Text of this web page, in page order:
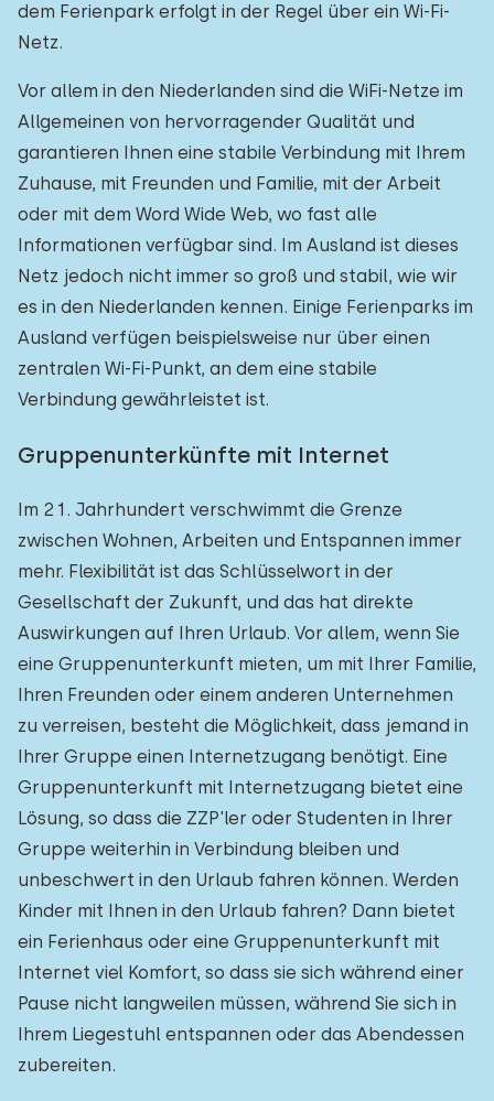
dem Ferienpark erfolgt in der Regel über ein Wi-Fi-
Netz.
Vor allem in den Niederlanden sind die WiFi-Netze im
Allgemeinen von hervorragender Qualität und
garantieren Ihnen eine stabile Verbindung mit Ihrem
Zuhause, mit Freunden und Familie, mit der Arbeit
oder mit dem Word Wide Web, wo fast alle
Informationen verfügbar sind. Im Ausland ist dieses
Netz jedoch nicht immer so groß und stabil, wie wir
es in den Niederlanden kennen. Einige Ferienparks im
Ausland verfügen beispielsweise nur über einen
zentralen Wi-Fi-Punkt, an dem eine stabile
Verbindung gewährleistet ist.
Gruppenunterkünfte mit Internet
Im 21. Jahrhundert verschwimmt die Grenze
zwischen Wohnen, Arbeiten und Entspannen immer
mehr. Flexibilität ist das Schlüsselwort in der
Gesellschaft der Zukunft, und das hat direkte
Auswirkungen auf Ihren Urlaub. Vor allem, wenn Sie
eine Gruppenunterkunft mieten, um mit Ihrer Familie,
Ihren Freunden oder einem anderen Unternehmen
zu verreisen, besteht die Möglichkeit, dass jemand in
Ihrer Gruppe einen Internetzugang benötigt. Eine
Gruppenunterkunft mit Internetzugang bietet eine
Lösung, so dass die ZZP'ler oder Studenten in Ihrer
Gruppe weiterhin in Verbindung bleiben und
unbeschwert in den Urlaub fahren können. Werden
Kinder mit Ihnen in den Urlaub fahren? Dann bietet
ein Ferienhaus oder eine Gruppenunterkunft mit
Internet viel Komfort, so dass sie sich während einer
Pause nicht langweilen müssen, während Sie sich in
Ihrem Liegestuhl entspannen oder das Abendessen
zubereiten.